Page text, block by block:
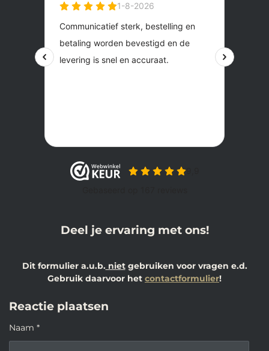
Deel je ervaring met ons!
Dit formulier a.u.b.nietgebruiken voor vragen e.d.
Gebruik daarvoor het contactformulier!
Reactie plaatsen
Naam *